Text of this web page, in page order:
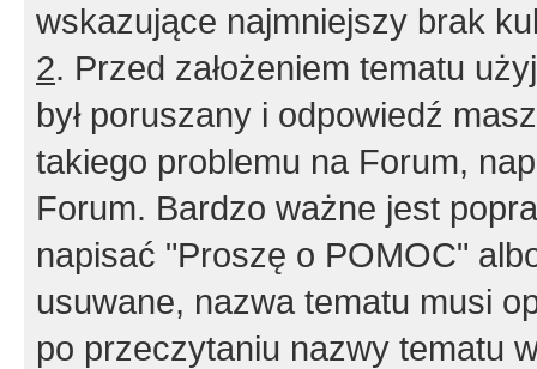
wskazujące najmniejszy brak
2. Przed założeniem tematu
był poruszany i odpowiedź
takiego problemu na Forum,
Forum. Bardzo ważne jest
napisać "Proszę o POMOC"
usuwane, nazwa tematu musi
po przeczytaniu nazwy tematu